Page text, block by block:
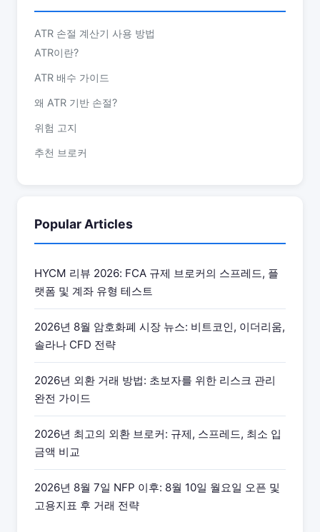
ATR 손절 계산기 사용 방법
ATR이란?
ATR 배수 가이드
왜 ATR 기반 손절?
위험 고지
추천 브로커
Popular Articles
HYCM 리뷰 2026: FCA 규제 브로커의 스프레드, 플
랫폼 및 계좌 유형 테스트
2026년 8월 암호화폐 시장 뉴스: 비트코인, 이더리움,
솔라나 CFD 전략
2026년 외환 거래 방법: 초보자를 위한 리스크 관리
완전 가이드
2026년 최고의 외환 브로커: 규제, 스프레드, 최소 입
금액 비교
2026년 8월 7일 NFP 이후: 8월 10일 월요일 오픈 및
고용지표 후 거래 전략